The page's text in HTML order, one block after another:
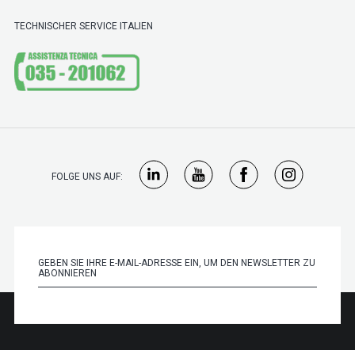
TECHNISCHER SERVICE ITALIEN
FOLGE UNS AUF: